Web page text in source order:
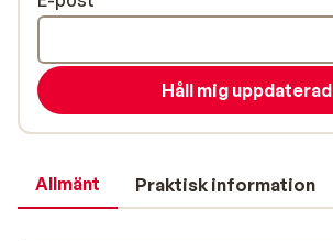
Allmänt Praktisk information
Håll mig uppdaterad